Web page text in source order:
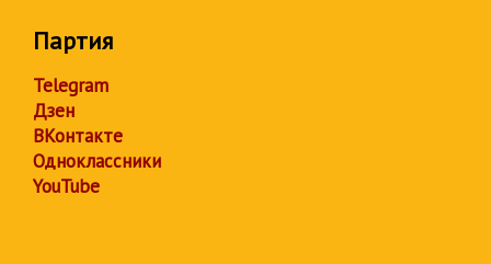
Партия
Telegram
Дзен
ВКонтакте
Одноклассники
YouTube